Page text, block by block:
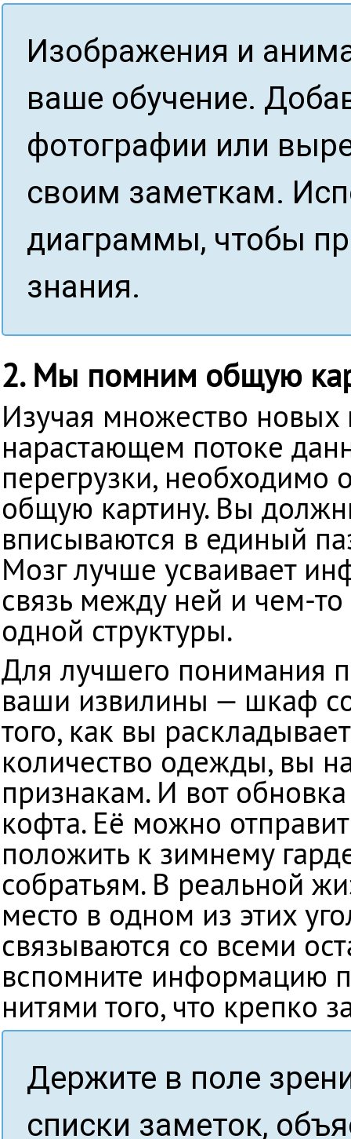
Изображения и
ваше обучение.
фотографии или
своим заметкам.
диаграммы, чтобы
знания.
2. Мы помним общую
Изучая множество новых
нарастающем потоке
перегрузки, необходимо
общую картину. Вы
вписываются в единый
Мозг лучше усваивает
связь между ней и чем-
одной структуры.
Для лучшего понимания
ваши извилины — шкаф
того, как вы
количество одежды, вы
признакам. И вот
кофта. Её можно
положить к зимнему
собратьям. В реальной
место в одном из этих
связываются со всеми
вспомните информацию
нитями того, что крепко
Держите в поле
списки заметок,